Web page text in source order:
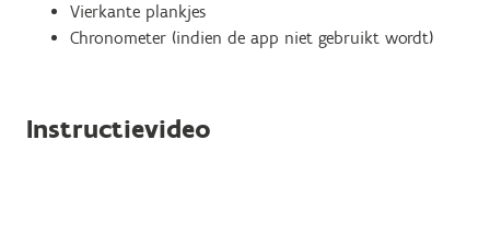
Vierkante plankjes
Chronometer (indien de app niet gebruikt wordt)
Instructievideo